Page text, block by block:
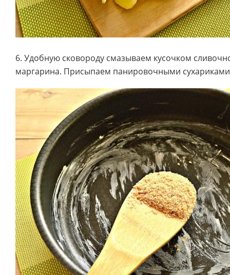
6. Удобную сковороду смазываем кусочком
маргарина. Присыпаем панировочными сухариками